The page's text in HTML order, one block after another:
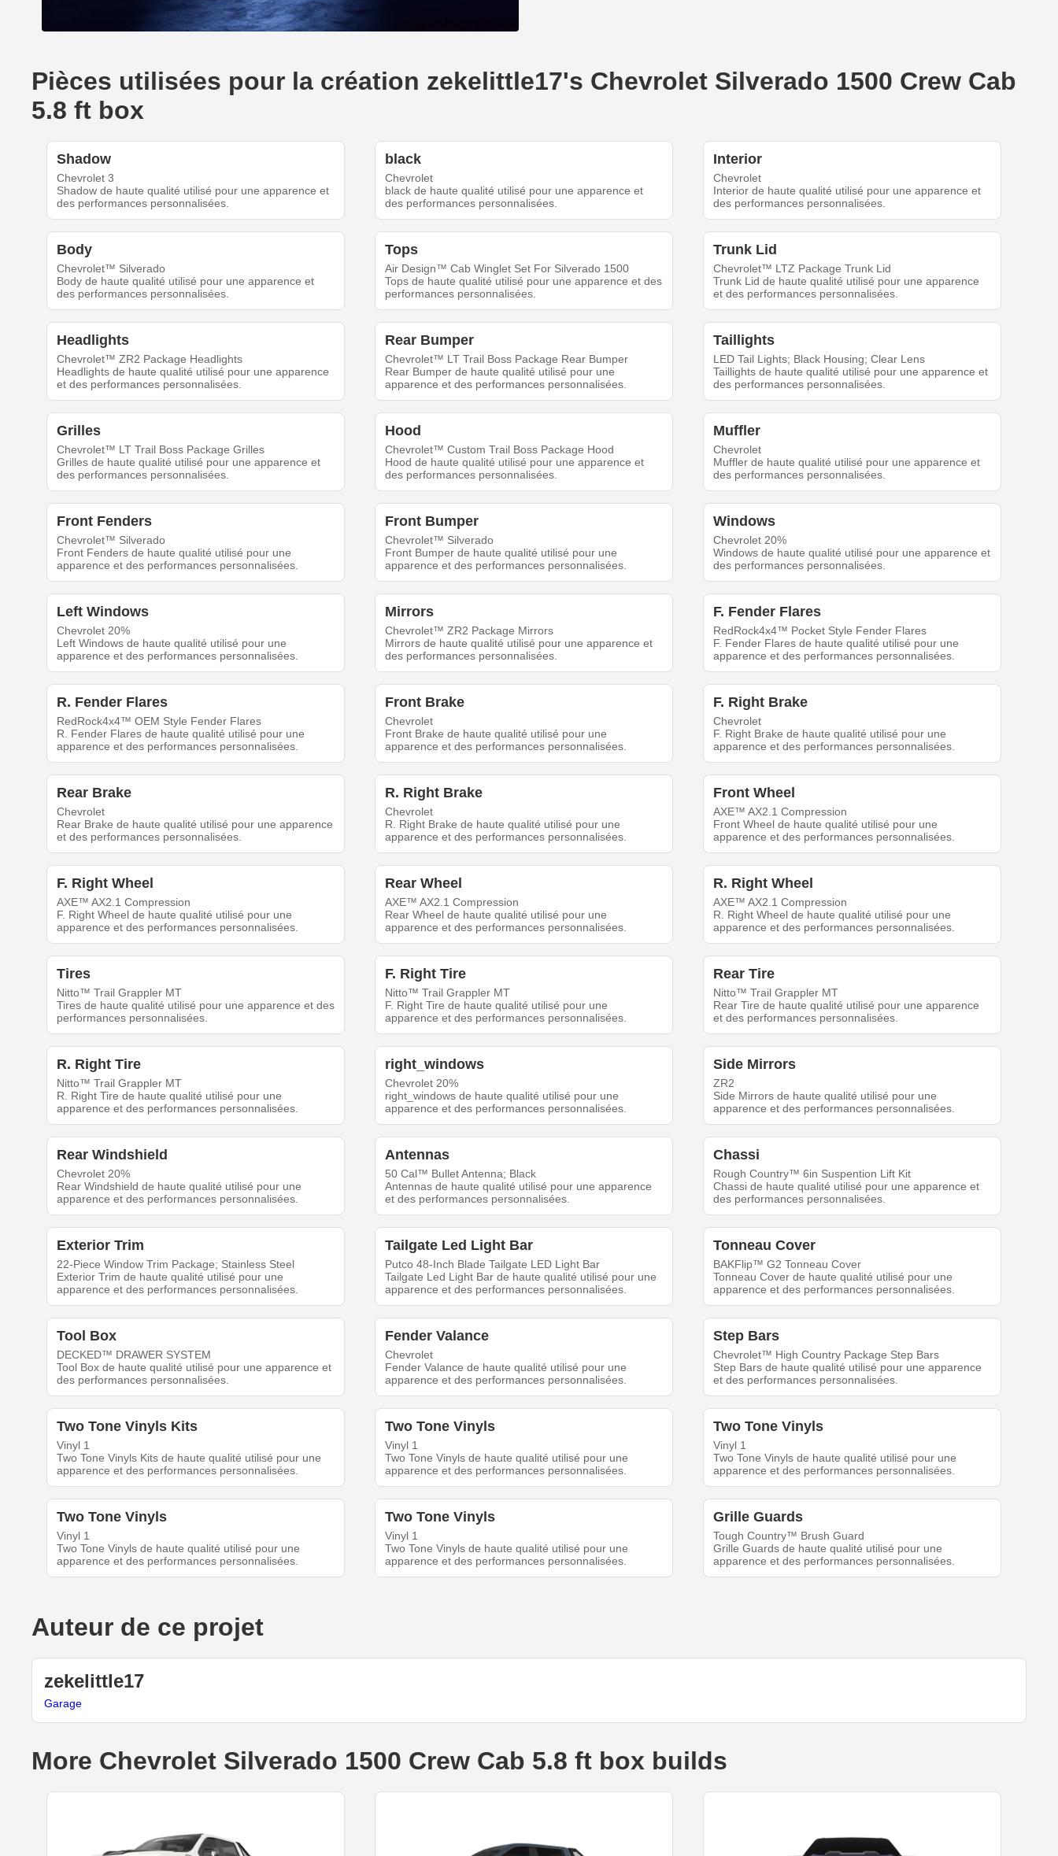
Pièces utilisées pour la création zekelittle17's Chevrolet Silverado 1500 Crew Cab
5.8 ft box
Shadow
Chevrolet 3
Shadow de haute qualité utilisé pour une apparence et
des performances personnalisées.
black
Chevrolet
black de haute qualité utilisé pour une apparence et
des performances personnalisées.
Interior
Chevrolet
Interior de haute qualité utilisé pour une apparence et
des performances personnalisées.
Body
Chevrolet™ Silverado
Body de haute qualité utilisé pour une apparence et
des performances personnalisées.
Tops
Air Design™ Cab Winglet Set For Silverado 1500
Tops de haute qualité utilisé pour une apparence et des
performances personnalisées.
Trunk Lid
Chevrolet™ LTZ Package Trunk Lid
Trunk Lid de haute qualité utilisé pour une apparence
et des performances personnalisées.
Headlights
Chevrolet™ ZR2 Package Headlights
Headlights de haute qualité utilisé pour une apparence
et des performances personnalisées.
Rear Bumper
Chevrolet™ LT Trail Boss Package Rear Bumper
Rear Bumper de haute qualité utilisé pour une
apparence et des performances personnalisées.
Taillights
LED Tail Lights; Black Housing; Clear Lens
Taillights de haute qualité utilisé pour une apparence et
des performances personnalisées.
Grilles
Chevrolet™ LT Trail Boss Package Grilles
Grilles de haute qualité utilisé pour une apparence et
des performances personnalisées.
Hood
Chevrolet™ Custom Trail Boss Package Hood
Hood de haute qualité utilisé pour une apparence et
des performances personnalisées.
Muffler
Chevrolet
Muffler de haute qualité utilisé pour une apparence et
des performances personnalisées.
Front Fenders
Chevrolet™ Silverado
Front Fenders de haute qualité utilisé pour une
apparence et des performances personnalisées.
Front Bumper
Chevrolet™ Silverado
Front Bumper de haute qualité utilisé pour une
apparence et des performances personnalisées.
Windows
Chevrolet 20%
Windows de haute qualité utilisé pour une apparence et
des performances personnalisées.
Left Windows
Chevrolet 20%
Left Windows de haute qualité utilisé pour une
apparence et des performances personnalisées.
Mirrors
Chevrolet™ ZR2 Package Mirrors
Mirrors de haute qualité utilisé pour une apparence et
des performances personnalisées.
F. Fender Flares
RedRock4x4™ Pocket Style Fender Flares
F. Fender Flares de haute qualité utilisé pour une
apparence et des performances personnalisées.
R. Fender Flares
RedRock4x4™ OEM Style Fender Flares
R. Fender Flares de haute qualité utilisé pour une
apparence et des performances personnalisées.
Front Brake
Chevrolet
Front Brake de haute qualité utilisé pour une
apparence et des performances personnalisées.
F. Right Brake
Chevrolet
F. Right Brake de haute qualité utilisé pour une
apparence et des performances personnalisées.
Rear Brake
Chevrolet
Rear Brake de haute qualité utilisé pour une apparence
et des performances personnalisées.
R. Right Brake
Chevrolet
R. Right Brake de haute qualité utilisé pour une
apparence et des performances personnalisées.
Front Wheel
AXE™ AX2.1 Compression
Front Wheel de haute qualité utilisé pour une
apparence et des performances personnalisées.
F. Right Wheel
AXE™ AX2.1 Compression
F. Right Wheel de haute qualité utilisé pour une
apparence et des performances personnalisées.
Rear Wheel
AXE™ AX2.1 Compression
Rear Wheel de haute qualité utilisé pour une
apparence et des performances personnalisées.
R. Right Wheel
AXE™ AX2.1 Compression
R. Right Wheel de haute qualité utilisé pour une
apparence et des performances personnalisées.
Tires
Nitto™ Trail Grappler MT
Tires de haute qualité utilisé pour une apparence et des
performances personnalisées.
F. Right Tire
Nitto™ Trail Grappler MT
F. Right Tire de haute qualité utilisé pour une
apparence et des performances personnalisées.
Rear Tire
Nitto™ Trail Grappler MT
Rear Tire de haute qualité utilisé pour une apparence
et des performances personnalisées.
R. Right Tire
Nitto™ Trail Grappler MT
R. Right Tire de haute qualité utilisé pour une
apparence et des performances personnalisées.
right_windows
Chevrolet 20%
right_windows de haute qualité utilisé pour une
apparence et des performances personnalisées.
Side Mirrors
ZR2
Side Mirrors de haute qualité utilisé pour une
apparence et des performances personnalisées.
Rear Windshield
Chevrolet 20%
Rear Windshield de haute qualité utilisé pour une
apparence et des performances personnalisées.
Antennas
50 Cal™ Bullet Antenna; Black
Antennas de haute qualité utilisé pour une apparence
et des performances personnalisées.
Chassi
Rough Country™ 6in Suspention Lift Kit
Chassi de haute qualité utilisé pour une apparence et
des performances personnalisées.
Exterior Trim
22-Piece Window Trim Package; Stainless Steel
Exterior Trim de haute qualité utilisé pour une
apparence et des performances personnalisées.
Tailgate Led Light Bar
Putco 48-Inch Blade Tailgate LED Light Bar
Tailgate Led Light Bar de haute qualité utilisé pour une
apparence et des performances personnalisées.
Tonneau Cover
BAKFlip™ G2 Tonneau Cover
Tonneau Cover de haute qualité utilisé pour une
apparence et des performances personnalisées.
Tool Box
DECKED™ DRAWER SYSTEM
Tool Box de haute qualité utilisé pour une apparence et
des performances personnalisées.
Fender Valance
Chevrolet
Fender Valance de haute qualité utilisé pour une
apparence et des performances personnalisées.
Step Bars
Chevrolet™ High Country Package Step Bars
Step Bars de haute qualité utilisé pour une apparence
et des performances personnalisées.
Two Tone Vinyls Kits
Vinyl 1
Two Tone Vinyls Kits de haute qualité utilisé pour une
apparence et des performances personnalisées.
Two Tone Vinyls
Vinyl 1
Two Tone Vinyls de haute qualité utilisé pour une
apparence et des performances personnalisées.
Two Tone Vinyls
Vinyl 1
Two Tone Vinyls de haute qualité utilisé pour une
apparence et des performances personnalisées.
Two Tone Vinyls
Vinyl 1
Two Tone Vinyls de haute qualité utilisé pour une
apparence et des performances personnalisées.
Two Tone Vinyls
Vinyl 1
Two Tone Vinyls de haute qualité utilisé pour une
apparence et des performances personnalisées.
Grille Guards
Tough Country™ Brush Guard
Grille Guards de haute qualité utilisé pour une
apparence et des performances personnalisées.
Auteur de ce projet
zekelittle17
Garage
More Chevrolet Silverado 1500 Crew Cab 5.8 ft box builds